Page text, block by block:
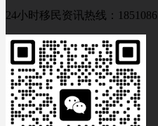
24小时移民资讯热线：